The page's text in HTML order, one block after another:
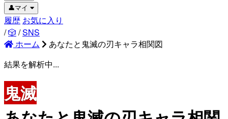
👤マイ
履歴 お気に入り
/🎲 /SNS
ホーム
あなたと鬼滅の刃キャラ相関図
結果を解析中...
鬼滅